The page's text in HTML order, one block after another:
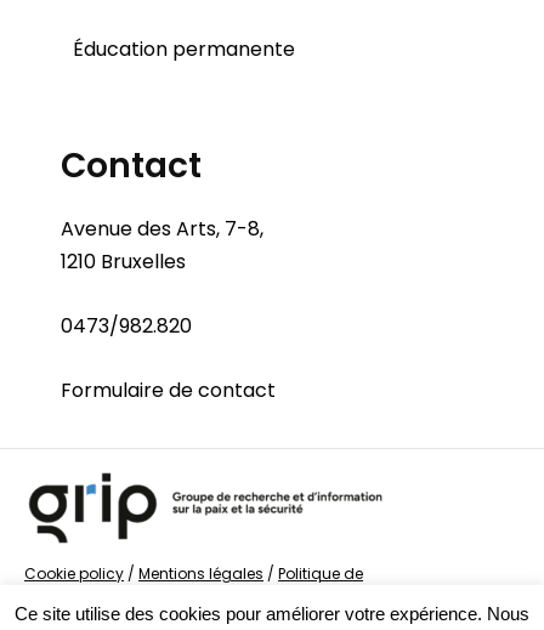
Éducation permanente
Contact
Avenue des Arts, 7-8,
1210 Bruxelles
0473/982.820
Formulaire de contact
Cookie policy / Mentions légales / Politique de
la Sécurité
Ce site utilise des cookies pour améliorer votre expérience. Nous